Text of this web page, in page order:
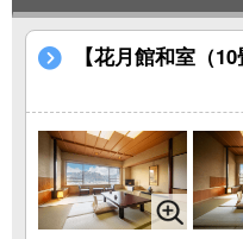
【花月館和室（10